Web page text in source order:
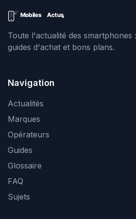
Toute l'actualité des smartphones
guides d'achat et bons plans.
Navigation
Actualités
Marques
Opérateurs
Guides
Glossaire
FAQ
Sujets